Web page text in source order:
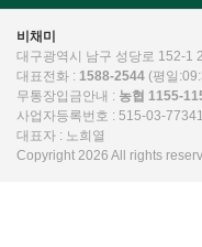
비채미
대구광역시 남구 성당로 152-1
대표전화 : 1588-2544 (평일
무통장입금안내 : 농협 1155-
사업자등록번호 : 515-03-
대표자 : 노희열
Copyright 2026 All rights